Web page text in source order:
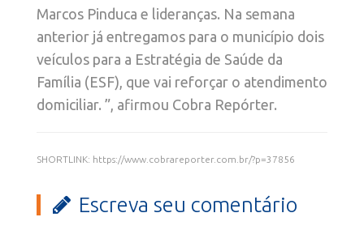
Marcos Pinduca e lideranças. Na semana
anterior já entregamos para o município dois
veículos para a Estratégia de Saúde da
Família (ESF), que vai reforçar o atendimento
domiciliar. ”, afirmou Cobra Repórter.
SHORTLINK: https://www.cobrareporter.com.br/?p=37856
Escreva seu comentário